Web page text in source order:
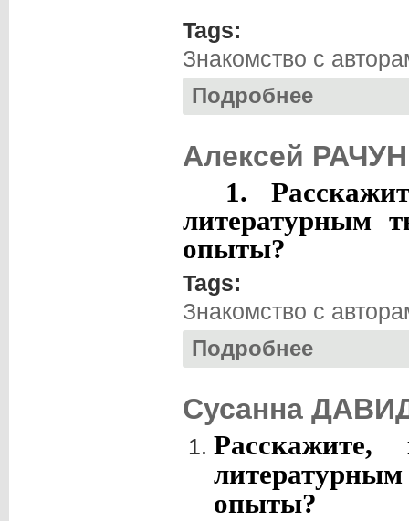
Tags:
Знакомство с
Подробнее
Алексей
1.
литературным
опыты?
Tags:
Знакомство с
Подробнее
Сусанна
опыты?